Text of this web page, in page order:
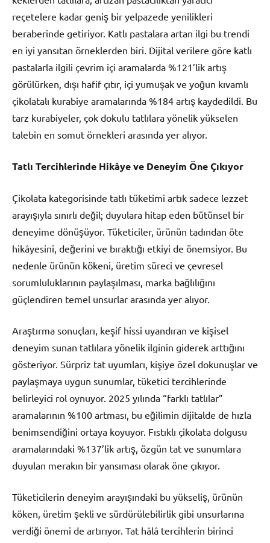
reçetelere kadar geniş bir yelpazede yenilikleri
beraberinde getiriyor. Katlı pastalara artan ilgi bu trendi
en iyi yansıtan örneklerden biri. Dijital verilere göre katlı
pastalarla ilgili çevrim içi aramalarda %121’lik artış
görülürken, dışı hafif çıtır, içi yumuşak ve yoğun kıvamlı
çikolatalı kurabiye aramalarında %184 artış kaydedildi. Bu
tarz kurabiyeler, çok dokulu tatlılara yönelik yükselen
talebin en somut örnekleri arasında yer alıyor.
Tatlı Tercihlerinde Hikâye ve Deneyim Öne Çıkıyor
Çikolata kategorisinde tatlı tüketimi artık sadece lezzet
arayışıyla sınırlı değil; duyulara hitap eden bütünsel bir
deneyime dönüşüyor. Tüketiciler, ürünün tadından öte
hikâyesini, değerini ve bıraktığı etkiyi de önemsiyor. Bu
nedenle ürünün kökeni, üretim süreci ve çevresel
sorumluluklarının paylaşılması, marka bağlılığını
güçlendiren temel unsurlar arasında yer alıyor.
Araştırma sonuçları, keşif hissi uyandıran ve kişisel
deneyim sunan tatlılara yönelik ilginin giderek arttığını
gösteriyor. Sürpriz tat uyumları, kişiye özel dokunuşlar ve
paylaşmaya uygun sunumlar, tüketici tercihlerinde
belirleyici rol oynuyor. 2025 yılında “farklı tatlılar”
aramalarının %100 artması, bu eğilimin dijitalde de hızla
benimsendiğini ortaya koyuyor. Fıstıklı çikolata dolgusu
aramalarındaki %137’lik artış, özgün tat ve sunumlara
duyulan merakın bir yansıması olarak öne çıkıyor.
Tüketicilerin deneyim arayışındaki bu yükseliş, ürünün
köken, üretim şekli ve sürdürülebilirlik gibi unsurlarına
verdiği önemi de artırıyor. Tat hâlâ tercihlerin birinci